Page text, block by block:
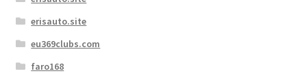
erisauto.site
eu369clubs.com
faro168